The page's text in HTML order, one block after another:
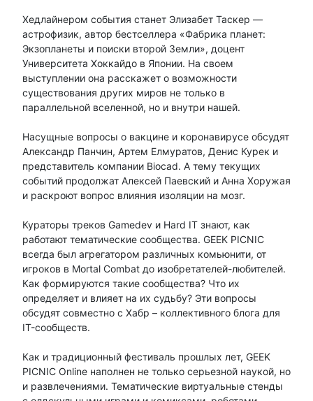
Хедлайнером события станет Элизабет Таскер ―
астрофизик, автор бестселлера «Фабрика планет:
Экзопланеты и поиски второй Земли», доцент
Университета Хоккайдо в Японии. На своем
выступлении она расскажет о возможности
существования других миров не только в
параллельной вселенной, но и внутри нашей.
Насущные вопросы о вакцине и коронавирусе обсудят
Александр Панчин, Артем Елмуратов, Денис Курек и
представитель компании Biocad. А тему текущих
событий продолжат Алексей Паевский и Анна Хоружая
и раскроют вопрос влияния изоляции на мозг.
Кураторы треков Gamedev и Hard IT знают, как
работают тематические сообщества. GEEK PICNIC
всегда был агрегатором различных комьюнити, от
игроков в Mortal Combat до изобретателей-любителей.
Как формируются такие сообщества? Что их
определяет и влияет на их судьбу? Эти вопросы
обсудят совместно с Хабр – коллективного блога для
IT-сообществ.
Как и традиционный фестиваль прошлых лет, GEEK
PICNIC Online наполнен не только серьезной наукой, но
и развлечениями. Тематические виртуальные стенды